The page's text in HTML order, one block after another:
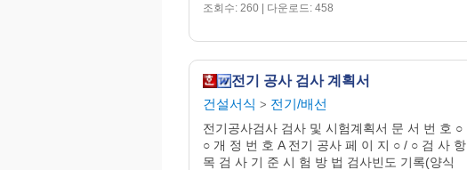
조회수: 260 | 다운로드: 458
전기 공사 검사 계획서
건설서식 > 전기/배선
전기공사검사 검사 및 시험계획서 문 서 번 호 ○
○ 개 정 번 호 A 전기 공사 페 이 지 ○ / ○ 검 사 항
목 검 사 기 준 시 험 방 법 검사빈도 기록(양식